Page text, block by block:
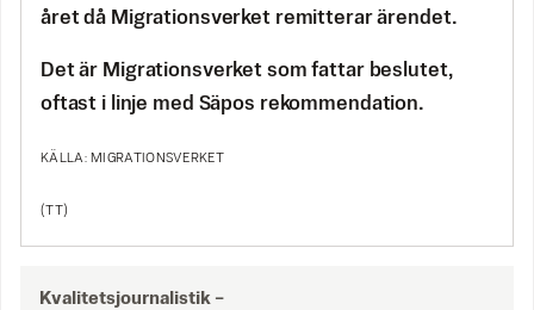
året då Migrationsverket remitterar ärendet.
Det är Migrationsverket som fattar beslutet,
oftast i linje med Säpos rekommendation.
KÄLLA: MIGRATIONSVERKET
(TT)
Kvalitetsjournalistik –